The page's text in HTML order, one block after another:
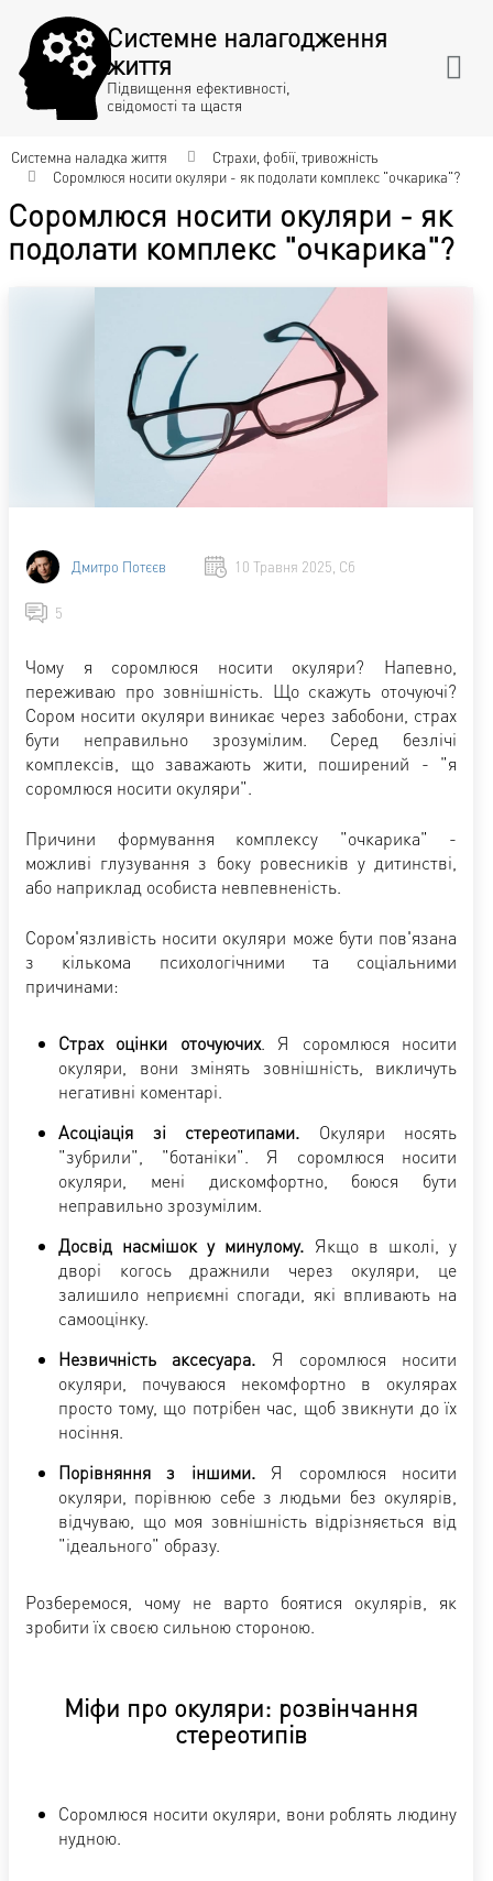
Системне налагодження
життя
Підвищення ефективності,
свідомості та щастя
Системна наладка життя
Страхи, фобії, тривожність
Соромлюся носити окуляри - як подолати комплекс "очкарика"?
Соромлюся носити окуляри - як
подолати комплекс "очкарика"?
Дмитро Потєєв 10 Травня 2025, Сб
5
Чому я соромлюся носити окуляри? Напевно,
переживаю про зовнішність. Що скажуть оточуючі?
Сором носити окуляри виникає через забобони, страх
бути неправильно зрозумілим. Серед безлічі
комплексів, що заважають жити, поширений - "я
соромлюся носити окуляри".
Причини формування комплексу "очкарика" -
можливі глузування з боку ровесників у дитинстві,
або наприклад особиста невпевненість.
Сором'язливість носити окуляри може бути пов'язана
з кількома психологічними та соціальними
причинами:
Страх оцінки оточуючих. Я соромлюся носити
окуляри, вони змінять зовнішність, викличуть
негативні коментарі.
Асоціація зі стереотипами. Окуляри носять
"зубрили", "ботаніки". Я соромлюся носити
окуляри, мені дискомфортно, боюся бути
неправильно зрозумілим.
Досвід насмішок у минулому. Якщо в школі, у
дворі когось дражнили через окуляри, це
залишило неприємні спогади, які впливають на
самооцінку.
Незвичність аксесуара. Я соромлюся носити
окуляри, почуваюся некомфортно в окулярах
просто тому, що потрібен час, щоб звикнути до їх
носіння.
Порівняння з іншими. Я соромлюся носити
окуляри, порівнюю себе з людьми без окулярів,
відчуваю, що моя зовнішність відрізняється від
"ідеального" образу.
Розберемося, чому не варто боятися окулярів, як
зробити їх своєю сильною стороною.
Міфи про окуляри: розвінчання
стереотипів
Соромлюся носити окуляри, вони роблять людину
нудною.